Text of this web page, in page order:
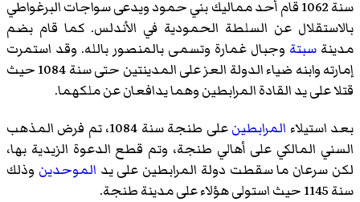
سنة 1062 قام أحد مماليك بني حمود ويدعى
سواجات البرغواطي
بالاستقلال عن السلطة الحمودية في الأندلس. كما قام بضم
مدينة سبتة وجبال غمارة وتسمى بالمنصور بالله. وقد استمرت
إمارته وابنه ضياء الدولة العز على المدينتين حتى سنة 1084 حيث
قتلا على يد القادة المرابطين وهما يدافعان عن ملكهما.
بعد استيلاء المرابطين
على طنجة سنة 1084، تم فرض المذهب
السني المالكي على أهالي طنجة، وتم قطع الدعوة الزيدية بها،
لكن سرعان ما سقطت دولة المرابطين على يد الموحدين وذلك
سنة 1145 حيث استولى هؤلاء على مدينة طنجة.